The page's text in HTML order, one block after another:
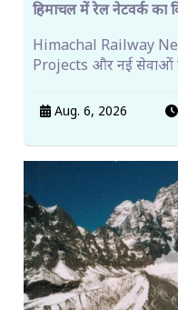
हिमाचल में रेल नेटवर्क का
Himachal Railway
Projects और नई सेवाओं
Aug. 6, 2026